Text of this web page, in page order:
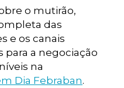
o mutirão,
das
e os canais
para a negociação
na
Dia Febraban.